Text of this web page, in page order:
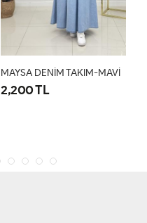
MAYSA DENİM TAKIM-MAVİ
2,200 TL